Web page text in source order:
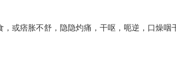
，或痞胀不舒，隐隐灼痛，干呕，呃逆，口燥咽